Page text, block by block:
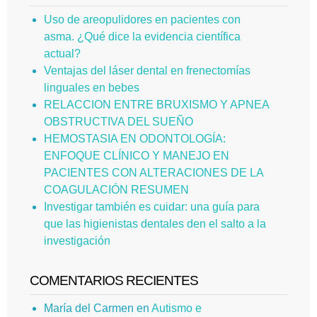
Uso de areopulidores en pacientes con
asma. ¿Qué dice la evidencia científica
actual?
Ventajas del láser dental en frenectomías
linguales en bebes
RELACCION ENTRE BRUXISMO Y APNEA
OBSTRUCTIVA DEL SUEÑO
HEMOSTASIA EN ODONTOLOGÍA:
ENFOQUE CLÍNICO Y MANEJO EN
PACIENTES CON ALTERACIONES DE LA
COAGULACIÓN RESUMEN
Investigar también es cuidar: una guía para
que las higienistas dentales den el salto a la
investigación
COMENTARIOS RECIENTES
María del Carmen en Autismo e